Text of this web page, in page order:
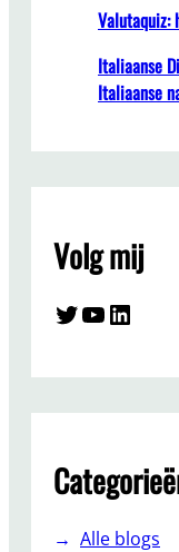
Valutaquiz:
Italiaanse
Italiaanse
Volg mij
Twitter YouTube LinkedIn
Alle blogs